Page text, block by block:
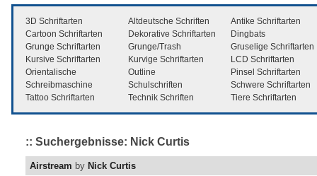
3D Schriftarten Altdeutsche Schriften
Antike Schriftarten
Cartoon Schriftarten
Dekorative Schriftarten
Dingbats
Grunge Schriftarten
Grunge/Trash
Gruselige Schriftarten
Kursive Schriftarten
Kurvige Schriftarten
LCD Schriftarten
Orientalische
Outline
Pinsel Schriftarten
Schreibmaschine
Schulschriften
Schwere Schriftarten
Tattoo Schriftarten
Technik Schriften Tiere Schriftarten
:: Suchergebnisse: Nick Curtis
Airstream by Nick Curtis